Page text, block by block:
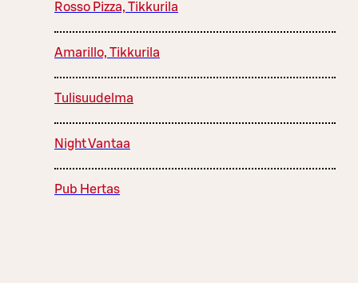
Rosso Pizza, Tikkurila
Amarillo, Tikkurila
Tulisuudelma
Night Vantaa
Pub Hertas